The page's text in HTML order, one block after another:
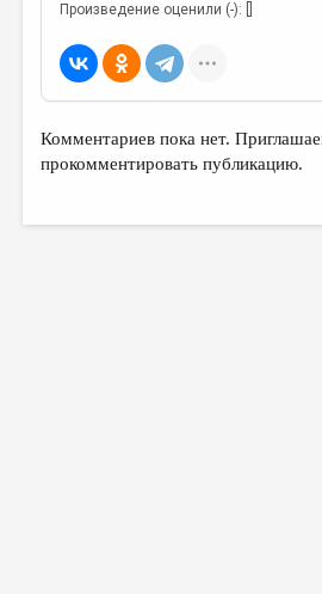
ОТ РЕДАКЦИИ
МАЛАЯ ПРОЗА
ЭССЕИСТИКА
ЛИТЕРАТУРОВЕДЕНИЕ
Произведение оценили (-): []
Комментариев пока нет.
прокомментировать публикацию.